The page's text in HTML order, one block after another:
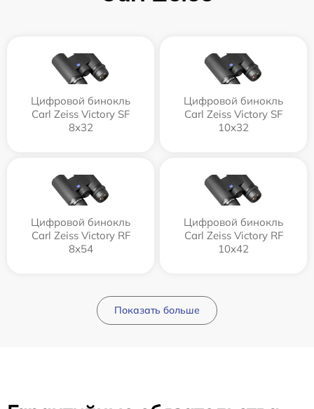
Цифровой бинокль
Carl Zeiss Victory SF
8x32
Цифровой бинокль
Carl Zeiss Victory SF
10x32
Цифровой бинокль
Carl Zeiss Victory RF
8x54
Цифровой бинокль
Carl Zeiss Victory RF
10x42
Показать больше